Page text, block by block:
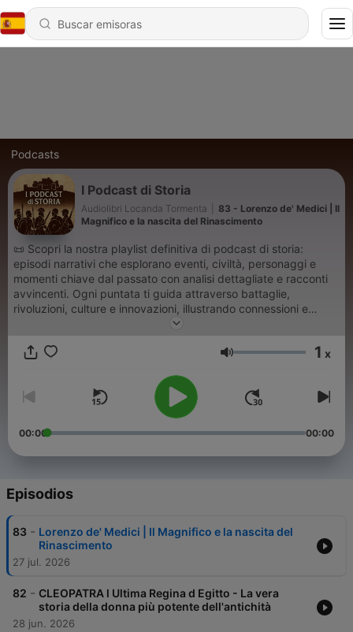
Podcasts
I Podcast di Storia
Audiolibri Locanda Tormenta
83 - Lorenzo de' Medici | Il
Magnifico e la nascita del Rinascimento
📜 Scopri la nostra playlist definitiva di podcast di storia:
episodi narrativi che esplorano eventi, civiltà, personaggi e
momenti chiave dal passato con analisi dettagliate e racconti
avvincenti. Ogni puntata ti guida attraverso battaglie,
rivoluzioni, culture e innovazioni, illustrando connessioni e
retroscena che i libri spesso tralasciano. Ideale per
ascoltando contenuti approfonditi, accurati e avvincenti —
Volumen 1 x
00:00 00:00
Episodios
83 - Lorenzo de' Medici | Il Magnifico e la nascita del
Rinascimento
27 jul. 2026
82 - CLEOPATRA l Ultima Regina d Egitto - La vera
storia della donna più potente dell'antichità
28 jun. 2026